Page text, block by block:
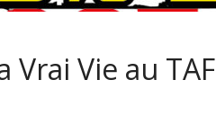
Vrai Vie au TAF